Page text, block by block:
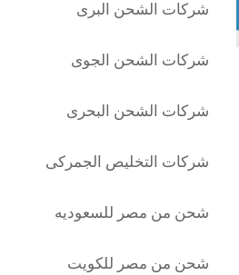
شركات الشحن البرى
شركات الشحن الجوى
شركات الشحن البحرى
شركات التخليص الجمركى
شحن من مصر للسعوديه
شحن من مصر للكويت